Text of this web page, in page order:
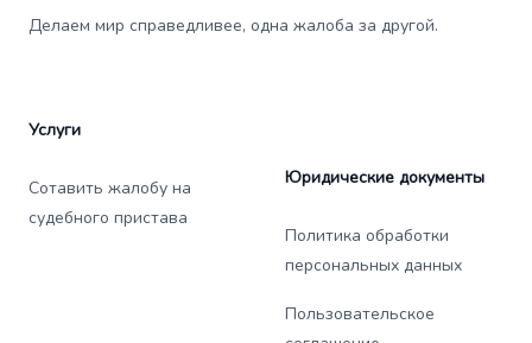
Делаем мир справедливее, одна жалоба за другой.
Услуги
Сотавить жалобу на
судебного пристава
Юридические документы
Политика обработки
персональных данных
Пользовательское